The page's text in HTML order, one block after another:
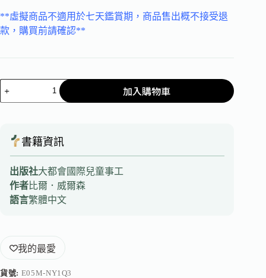
**虛擬商品不適用於七天鑑賞期，商品售出概不接受退
款，購買前請確認**
加入購物車
書籍資訊
出版社大都會國際兒童事工
作者比爾．威爾森
語言繁體中文
我的最愛
貨號: E05M-NY1Q3